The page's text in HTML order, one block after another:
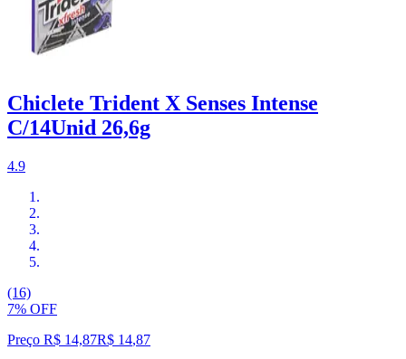
Chiclete Trident X Senses Intense
C/14Unid 26,6g
4.9
(16)
7% OFF
Preço R$ 14,87R$ 14,87